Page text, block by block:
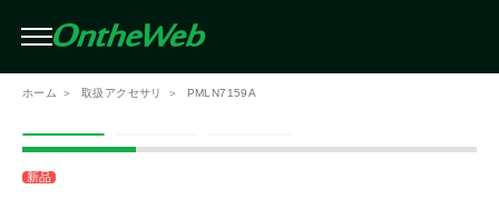
ホーム 取扱アクセサリ PMLN7159A
新品
メーカー